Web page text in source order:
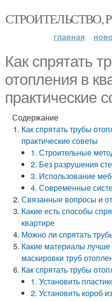
СТРОИТЕЛЬСТВО,
главная
Как спрятать
отопления в
практические
Содержание
Как спрятать трубы
практические советы
1. Строительные
2. Без разрушения
3. Использование
4. Современные
Связанные вопросы и
Какие есть способы
квартире
Можно ли спрятать
Какие материалы лучше
маскировки труб
Как спрятать трубы
1. Установить
2. Установить короб